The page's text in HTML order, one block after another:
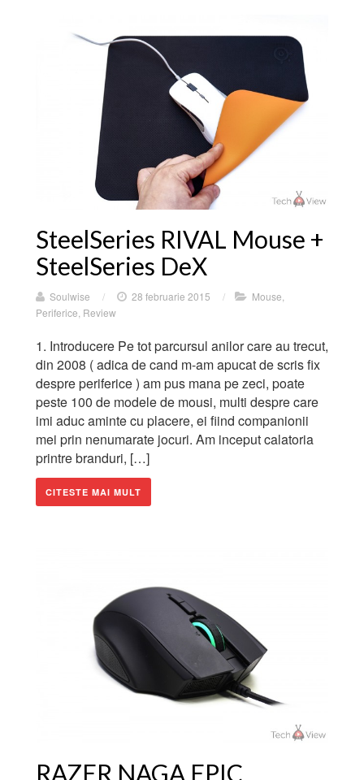
SteelSeries RIVAL Mouse +
SteelSeries DeX
Soulwise / 28 februarie 2015 / Mouse
Periferice Review
1. Introducere Pe tot parcursul anilor care au trecut,
din 2008 ( adica de cand m-am apucat de scris fix
despre periferice ) am pus mana pe zeci, poate
peste 100 de modele de mousi, multi despre care
imi aduc aminte cu placere, ei fiind companionii
mei prin nenumarate jocuri. Am inceput calatoria
printre branduri, […]
CITESTE MAI MULT
RAZER NAGA EPIC